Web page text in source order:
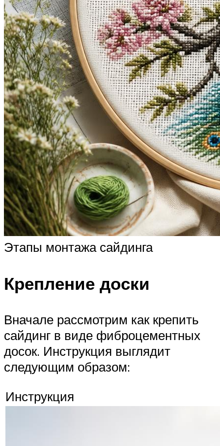
Этапы монтажа сайдинга
Крепление доски
Вначале рассмотрим как крепить
сайдинг в виде фиброцементных
досок. Инструкция выглядит
следующим образом:
Инструкция